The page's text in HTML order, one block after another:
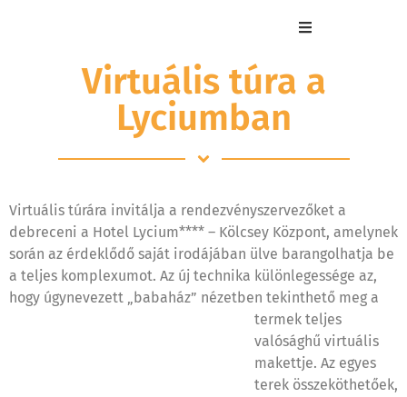
Virtuális túra a
Lyciumban
Virtuális túrára invitálja a rendezvényszervezőket a
debreceni a Hotel Lycium**** – Kölcsey Központ, amelynek
során az érdeklődő saját irodájában ülve barangolhatja be
a teljes komplexumot. Az új technika különlegessége az,
hogy úgynevezett „babaház” nézetben tekinthető meg a
termek teljes
valósághű virtuális
makettje. Az egyes
terek összeköthetőek,